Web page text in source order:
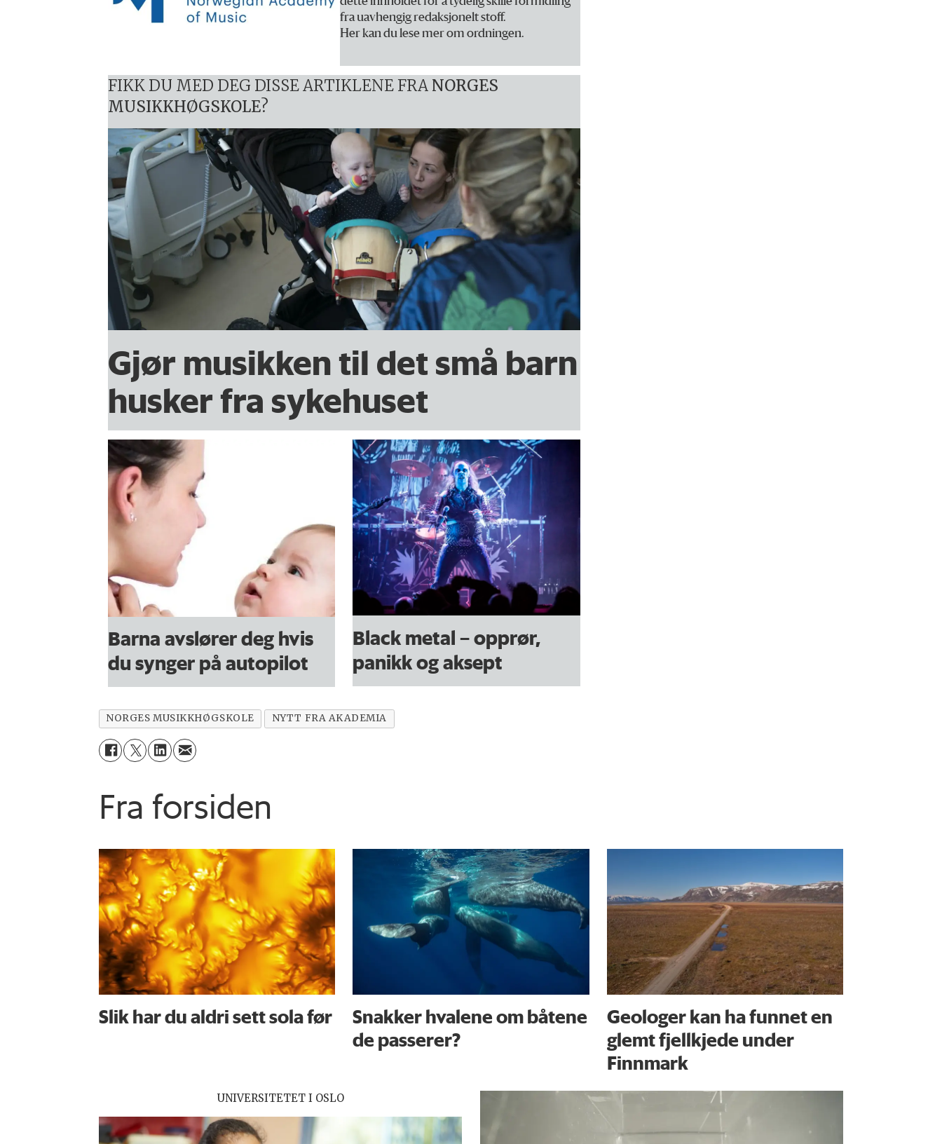
fra uavhengig redaksjonelt stoff.
Her kan du lese mer om ordningen.
FIKK DU MED DEG DISSE ARTIKLENE FRA NORGES
MUSIKKHØGSKOLE?
Gjør musikken til det små barn
husker fra sykehuset
Barna avslører deg hvis
du synger på autopilot
Black metal – opprør,
panikk og aksept
NORGES MUSIKKHØGSKOLE NYTT FRA AKADEMIA
Fra forsiden
Slik har du aldri sett sola før
Snakker hvalene om båtene
de passerer?
Geologer kan ha funnet en
glemt fjellkjede under
Finnmark
UNIVERSITETET I OSLO